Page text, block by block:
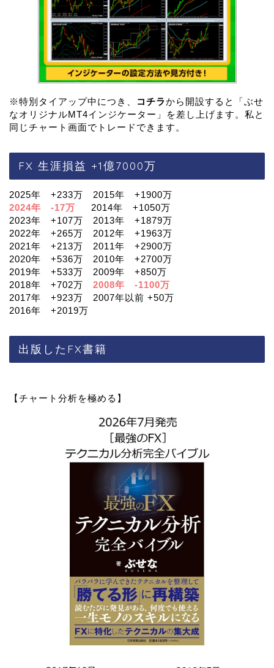
※特別タイアップ中につき、 コチラから開設すると「ぶせ
なオリジナルMT4インジケーター」を差し上げます。私と
同じチャート画面でトレードできます。
FX 生涯損益 +1億7000万
2025年 +233万 2015年 +1900万
2024年 -17万
2014年 +1050万
2023年 +107万 2013年 +1879万
2022年 +265万 2012年 +1963万
2021年 +213万 2011年 +2900万
2020年 +536万 2010年 +2700万
2019年 +533万 2009年 +850万
2018年 +702万 2008年 -1100万
2017年 +923万 2007年以前 +50万
2016年 +2019万
出版したFX書籍
【チャート分析を極める】